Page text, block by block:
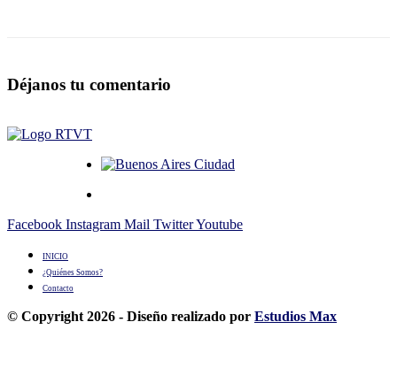
Déjanos tu comentario
Facebook Instagram Mail TwitterYoutube
INICIO
¿Quiénes Somos?
Contacto
© Copyright 2026 - Diseño realizado por Estudios Max